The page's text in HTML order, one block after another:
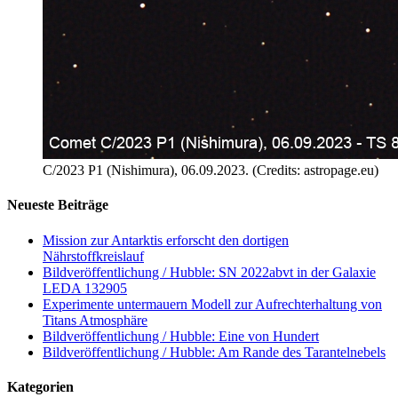
C/2023 P1 (Nishimura), 06.09.2023. (Credits: astropage.eu)
Neueste Beiträge
Mission zur Antarktis erforscht den dortigen
Nährstoffkreislauf
Bildveröffentlichung / Hubble: SN 2022abvt in der Galaxie
LEDA 132905
Experimente untermauern Modell zur Aufrechterhaltung von
Titans Atmosphäre
Bildveröffentlichung / Hubble: Eine von Hundert
Bildveröffentlichung / Hubble: Am Rande des Tarantelnebels
Kategorien